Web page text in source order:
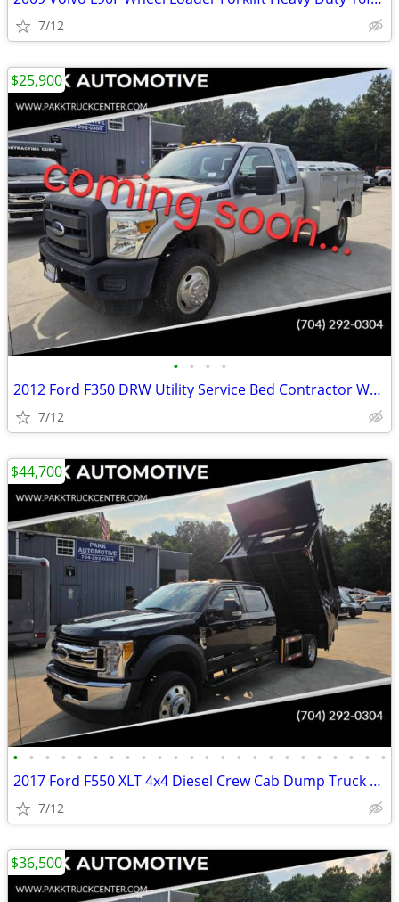
7/12
• • • •
2012 Ford F350 DRW Utility Service Bed Contractor Work Truck Liftgate
7/12
$25,900
• • • • • • • • • • • • • • • • • • • • • • • •
2017 Ford F550 XLT 4x4 Diesel Crew Cab Dump Truck High Wall Liftgate
7/12
$44,700
$36,500